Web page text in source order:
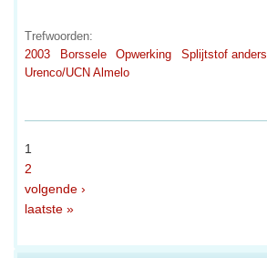
Trefwoorden:
2003
Borssele Opwerking
Splijtstof anders
Urenco/UCN Almelo
1
2
volgende ›
laatste »